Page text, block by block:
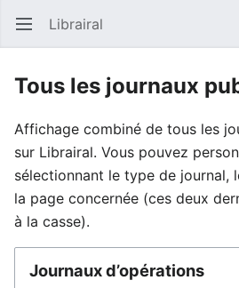
Ouvrir le menu principal Librairal
Tous les journaux
Affichage combiné de tous les
sur Librairal. Vous pouvez
sélectionnant le type de journal,
la page concernée (ces deux
à la casse).
Journaux d’opérations